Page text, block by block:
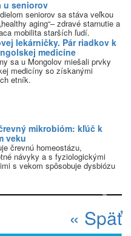
u seniorov
seniorov sa stáva veľkou
aging“– zdravé starnutie a
mobilita starších ľudí.
lekárničky. Pár riadkov k
medicíne
sa u Mongolov miešali prvky
medicíny so získanými
etník.
mikrobióm: kľúč k
veku
črevnú homeostázu,
návyky a s fyziologickými
s vekom spôsobuje dysbiózu
« Späť